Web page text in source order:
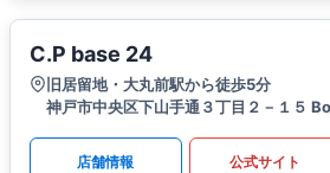
C.P base 24
旧居留地・大丸前駅から徒歩5分
神戸市中央区下山手通３丁目２－１５
店舗情報 公式サイト